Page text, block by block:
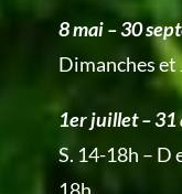
8 mai – 30
Dimanches et
1er juillet – 31
S. 14-18h – D